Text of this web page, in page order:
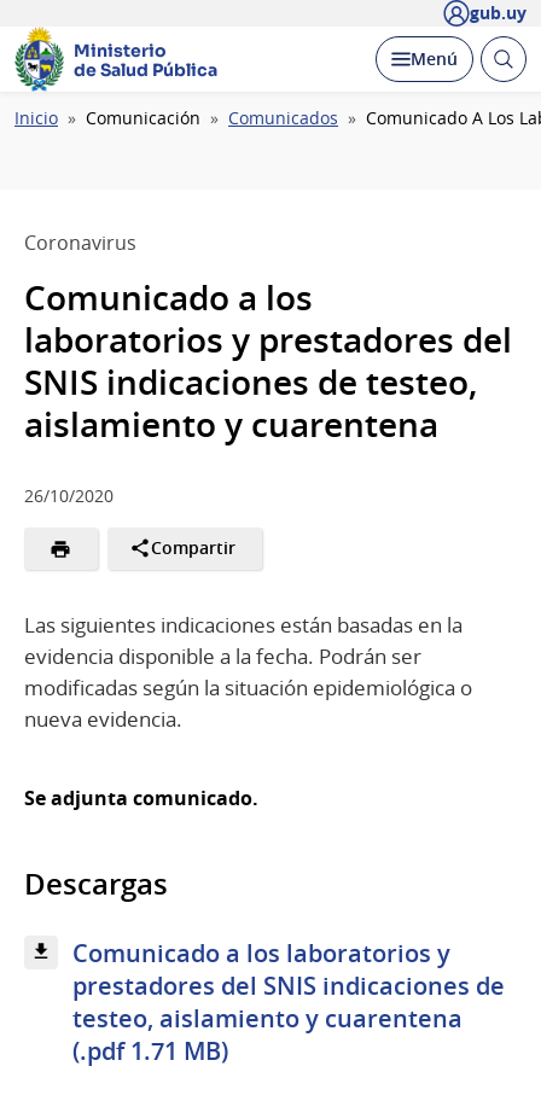
gub.uy
Ministerio
de Salud Pública
Desplegar
Menú Abrir
Ruta
Inicio Comunicación Comunicados Comunicado A Los
Coronavirus
Comunicado a los
laboratorios y prestadores del
SNIS indicaciones de testeo,
aislamiento y cuarentena
26/10/2020
Compartir
Las siguientes indicaciones están basadas en la
evidencia disponible a la fecha. Podrán ser
modificadas según la situación epidemiológica o
nueva evidencia.
Se adjunta comunicado.
Descargas
Comunicado a los laboratorios y
prestadores del SNIS indicaciones de
testeo, aislamiento y cuarentena
(.pdf 1.71 MB)